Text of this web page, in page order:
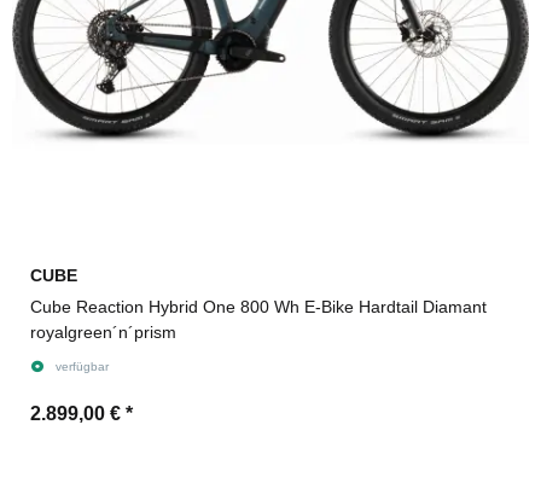
CUBE
Cube Reaction Hybrid One 800 Wh E-Bike Hardtail Diamant
royalgreen´n´prism
verfügbar
2.899,00 € *